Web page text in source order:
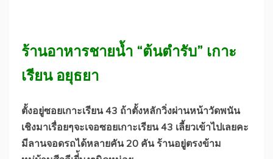
ร้านอาหารชายน้ำ “ต้นตำรับ” เกาะ
เรียน อยุธยา
ตั้งอยู่ซอยเกาะเรียน 43 ถ้าตั้งหลักวิ่งผ่านหน้าวัดพนัน
เชิงมาเรื่อยๆจะเจอซอยเกาะเรียน 43 เลี้ยวเข้าไปเลยคะ
มีลานจอดรถได้หลายคัน 20 คัน ร้านอยู่ตรงข้าม